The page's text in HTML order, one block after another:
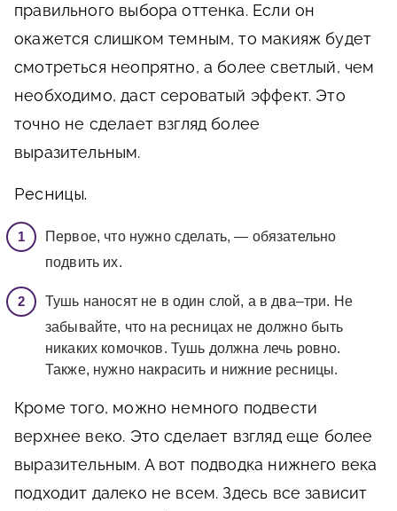
правильного выбора оттенка. Если он
окажется слишком темным, то макияж будет
смотреться неопрятно, а более светлый, чем
необходимо, даст сероватый эффект. Это
точно не сделает взгляд более
выразительным.
Ресницы.
Первое, что нужно сделать, — обязательно
подвить их.
Тушь наносят не в один слой, а в два–три. Не
забывайте, что на ресницах не должно быть
никаких комочков. Тушь должна лечь ровно.
Также, нужно накрасить и нижние ресницы.
Кроме того, можно немного подвести
верхнее веко. Это сделает взгляд еще более
выразительным. А вот подводка нижнего века
подходит далеко не всем. Здесь все зависит